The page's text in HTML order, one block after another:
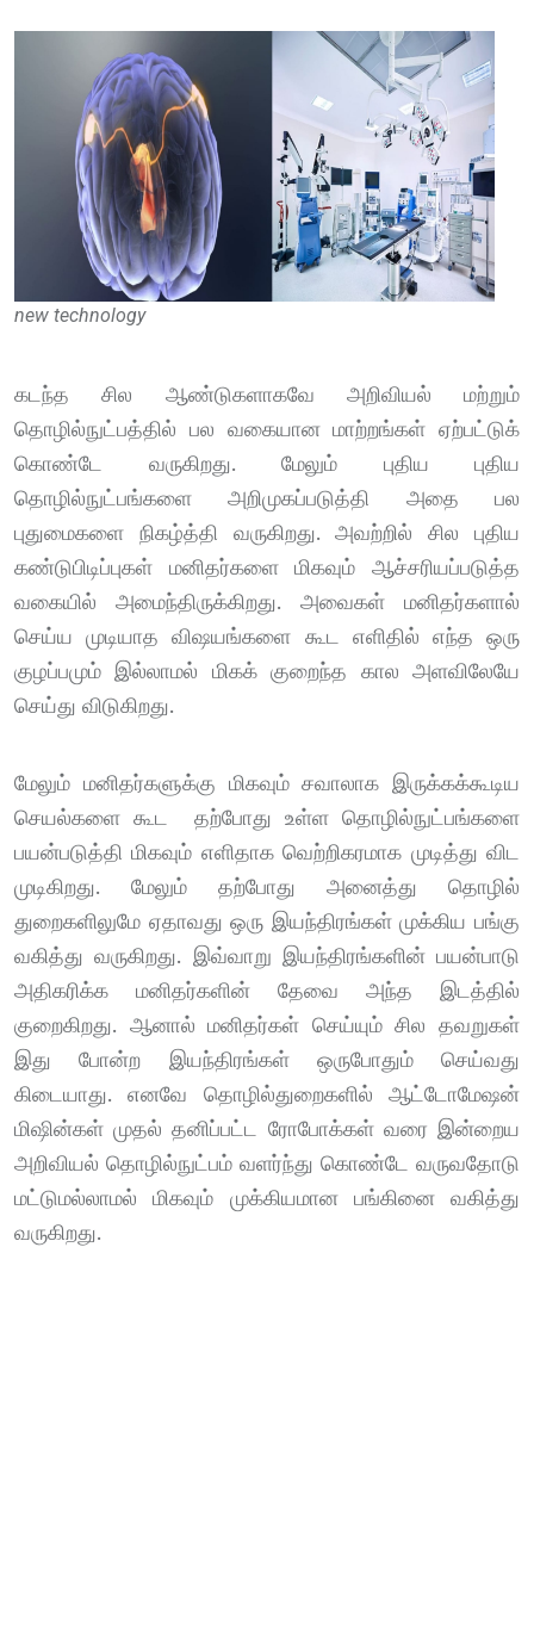
new technology
கடந்த சில ஆண்டுகளாகவே அறிவியல் மற்றும்
தொழில்நுட்பத்தில் பல வகையான மாற்றங்கள் ஏற்பட்டுக்
கொண்டே வருகிறது. மேலும் புதிய புதிய
தொழில்நுட்பங்களை அறிமுகப்படுத்தி அதை பல
புதுமைகளை நிகழ்த்தி வருகிறது. அவற்றில் சில புதிய
கண்டுபிடிப்புகள் மனிதர்களை மிகவும் ஆச்சரியப்படுத்த
வகையில் அமைந்திருக்கிறது. அவைகள் மனிதர்களால்
செய்ய முடியாத விஷயங்களை கூட எளிதில் எந்த ஒரு
குழப்பமும் இல்லாமல் மிகக் குறைந்த கால அளவிலேயே
செய்து விடுகிறது.
மேலும் மனிதர்களுக்கு மிகவும் சவாலாக இருக்கக்கூடிய
செயல்களை கூட தற்போது உள்ள தொழில்நுட்பங்களை
பயன்படுத்தி மிகவும் எளிதாக வெற்றிகரமாக முடித்து விட
முடிகிறது. மேலும் தற்போது அனைத்து தொழில்
துறைகளிலுமே ஏதாவது ஒரு இயந்திரங்கள் முக்கிய பங்கு
வகித்து வருகிறது. இவ்வாறு இயந்திரங்களின் பயன்பாடு
அதிகரிக்க மனிதர்களின் தேவை அந்த இடத்தில்
குறைகிறது. ஆனால் மனிதர்கள் செய்யும் சில தவறுகள்
இது போன்ற இயந்திரங்கள் ஒருபோதும் செய்வது
கிடையாது. எனவே தொழில்துறைகளில் ஆட்டோமேஷன்
மிஷின்கள் முதல் தனிப்பட்ட ரோபோக்கள் வரை இன்றைய
அறிவியல் தொழில்நுட்பம் வளர்ந்து கொண்டே வருவதோடு
மட்டுமல்லாமல் மிகவும் முக்கியமான பங்கினை வகித்து
வருகிறது.